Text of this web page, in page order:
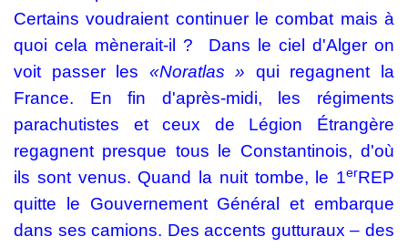
Certains voudraient continuer le combat mais à
quoi cela mènerait-il ?
Dans le ciel d'Alger on
voit passer les «Noratlas » qui regagnent la
France. En fin d'après-midi, les régiments
parachutistes et ceux de Légion Étrangère
regagnent presque tous le Constantinois, d'où
ils sont venus. Quand la nuit tombe, le 1erREP
quitte le Gouvernement Général et embarque
dans ses camions. Des accents gutturaux – des